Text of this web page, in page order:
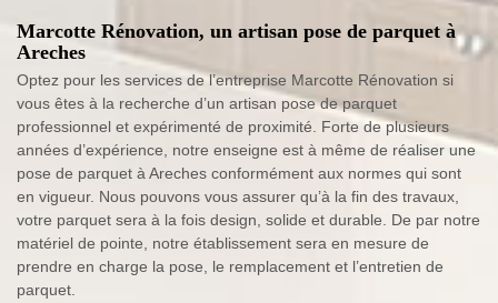
Marcotte Rénovation, un artisan pose de parquet à
Areches
Optez pour les services de l’entreprise Marcotte Rénovation si
vous êtes à la recherche d’un artisan pose de parquet
professionnel et expérimenté de proximité. Forte de plusieurs
années d’expérience, notre enseigne est à même de réaliser une
pose de parquet à Areches conformément aux normes qui sont
en vigueur. Nous pouvons vous assurer qu’à la fin des travaux,
votre parquet sera à la fois design, solide et durable. De par notre
matériel de pointe, notre établissement sera en mesure de
prendre en charge la pose, le remplacement et l’entretien de
parquet.